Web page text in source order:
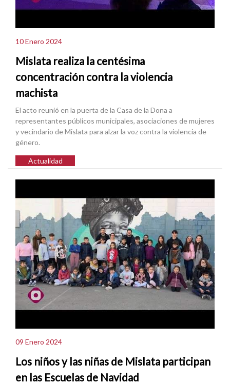
10 Enero 2024
Mislata realiza la centésima
concentración contra la violencia
machista
El acto reunió en la puerta de la Casa de la Dona a
representantes públicos municipales, asociaciones de mujeres
y vecindario de Mislata para alzar la voz contra la violencia de
género.
Actualidad
09 Enero 2024
Los niños y las niñas de Mislata participan
en las Escuelas de Navidad